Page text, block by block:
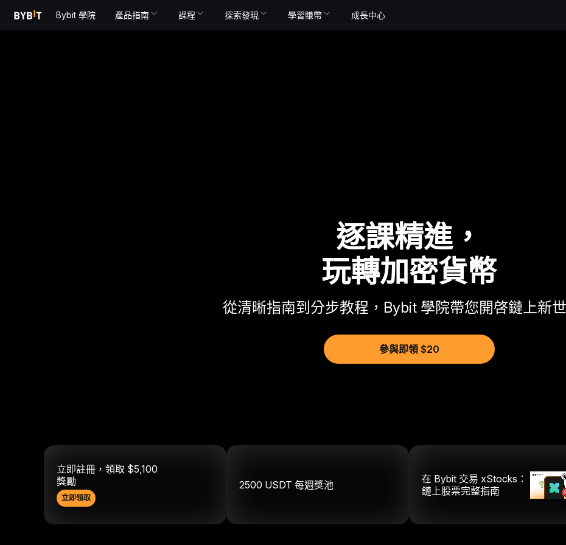
Bybit 學院 產品指南 課程 探索發現 學習賺幣 成長中心
逐課精進，
玩轉加密貨幣
從清晰指南到分步教程，Bybit 學院帶您開啓鏈上新世
參與即領 $20
立即註冊，領取 $5,100
獎勵
立即領取
2500 USDT 每週獎池
在 Bybit 交易 xStocks：
鏈上股票完整指南